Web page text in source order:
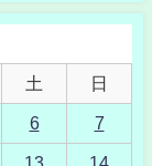
土 日
6 7